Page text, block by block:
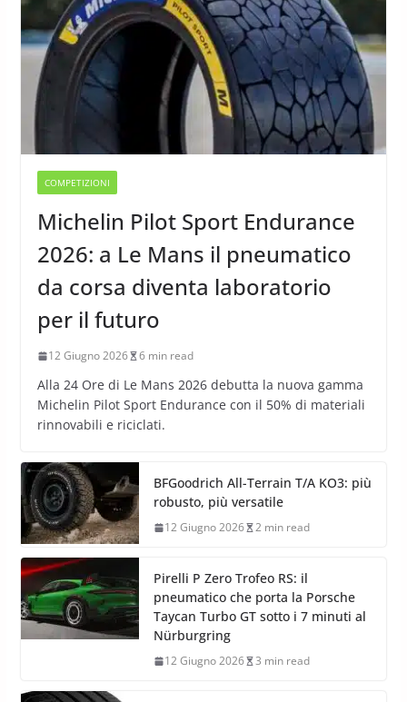
COMPETIZIONI
Michelin Pilot Sport Endurance
2026: a Le Mans il pneumatico
da corsa diventa laboratorio
per il futuro
12 Giugno 2026 6 min read
Alla 24 Ore di Le Mans 2026 debutta la nuova gamma
Michelin Pilot Sport Endurance con il 50% di materiali
rinnovabili e riciclati.
BFGoodrich All-Terrain T/A KO3: più
robusto, più versatile
12 Giugno 2026 2 min read
Pirelli P Zero Trofeo RS: il
pneumatico che porta la Porsche
Taycan Turbo GT sotto i 7 minuti al
Nürburgring
12 Giugno 2026 3 min read